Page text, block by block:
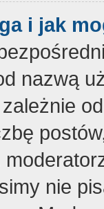
i jak
nazwą
nie